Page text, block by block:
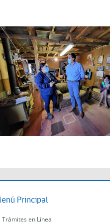
Principal
Trámites en Línea